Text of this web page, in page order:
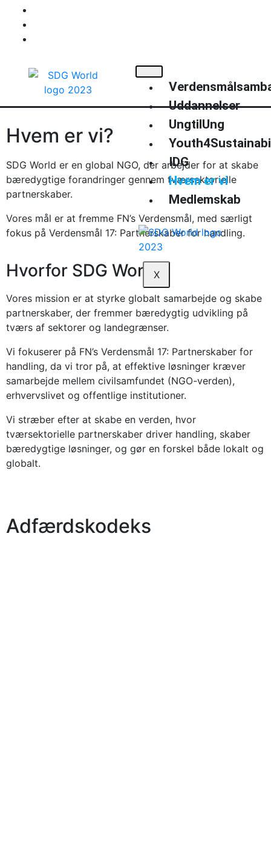
Uddannelser
UngtilUng
IDG
Hvem er vi
Medlemskab
X
Hvem er vi?
SDG World er en global NGO, der arbejder for at skabe
bæredygtige forandringer gennem tværsektorielle
partnerskaber.
Vores mål er at fremme FN’s Verdensmål, med særligt
fokus på Verdensmål 17: Partnerskaber for handling.
Hvorfor SDG World?
Vores mission er at styrke globalt samarbejde og skabe
partnerskaber, der fremmer bæredygtig udvikling på
tværs af sektorer og landegrænser.
Vi fokuserer på FN’s Verdensmål 17: Partnerskaber for
handling, da vi tror på, at effektive løsninger kræver
samarbejde mellem civilsamfundet (NGO-verden),
erhvervslivet og offentlige institutioner.
Vi stræber efter at skabe en verden, hvor
tværsektorielle partnerskaber driver handling, skaber
bæredygtige løsninger, og gør en forskel både lokalt og
globalt.​
Adfærdskodeks